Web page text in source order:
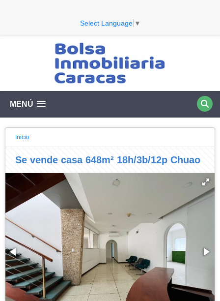
Select Language ▼
MENÚ
Inicio
Se vende casa 648m² 18h/3b/12p Chuao